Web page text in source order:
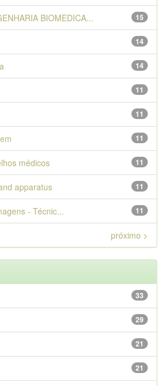
15
BIOMEDICA...
14
14
11
11
11
11
médicos
11
apparatus
11
- Técnic...
próximo >
33
29
21
21